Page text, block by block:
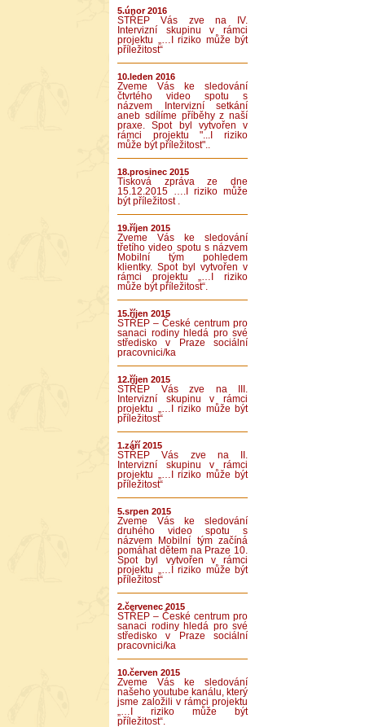
5.únor 2016
STŘEP Vás zve na IV.
Intervizní skupinu v rámci
projektu „…I riziko může být
příležitost“
10.leden 2016
Zveme Vás ke sledování
čtvrtého video spotu s
názvem Intervizní setkání
aneb sdílíme příběhy z naší
praxe. Spot byl vytvořen v
rámci projektu "...I riziko
může být příležitost"..
18.prosinec 2015
Tisková zpráva ze dne
15.12.2015 ….I riziko může
být příležitost .
19.říjen 2015
Zveme Vás ke sledování
třetího video spotu s názvem
Mobilní tým pohledem
klientky. Spot byl vytvořen v
rámci projektu „…I riziko
může být příležitost“.
15.říjen 2015
STŘEP – České centrum pro
sanaci rodiny hledá pro své
středisko v Praze sociální
pracovnici/ka
12.říjen 2015
STŘEP Vás zve na III.
Intervizní skupinu v rámci
projektu „…I riziko může být
příležitost“
1.září 2015
STŘEP Vás zve na II.
Intervizní skupinu v rámci
projektu „…I riziko může být
příležitost“
5.srpen 2015
Zveme Vás ke sledování
druhého video spotu s
názvem Mobilní tým začíná
pomáhat dětem na Praze 10.
Spot byl vytvořen v rámci
projektu „…I riziko může být
příležitost“
2.červenec 2015
STŘEP – České centrum pro
sanaci rodiny hledá pro své
středisko v Praze sociální
pracovnici/ka
10.červen 2015
Zveme Vás ke sledování
našeho youtube kanálu, který
jsme založili v rámci projektu
„…I riziko může být
příležitost“.